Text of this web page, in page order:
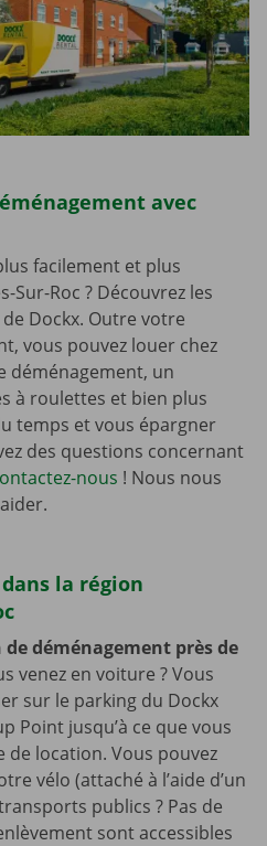
avec
facilement et plus
Sur-Roc ? Découvrez les
de Dockx. Outre votre
vous pouvez louer chez
déménagement, un
à roulettes et bien plus
temps et vous épargner
des questions concernant
nous ! Nous nous
la région
déménagement près de
venez en voiture ? Vous
sur le parking du Dockx
Point jusqu’à ce que vous
de location. Vous pouvez
vélo (attaché à l’aide d’un
publics ? Pas de
sont accessibles